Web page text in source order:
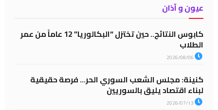
عيون و آذان
كابوس النتائج.. حين تختزل “البكالوريا” 12 عاماً من عمر
الطلاب
كنينة: مجلس الشعب السوري الحر… فرصة حقيقية
لبناء اقتصاد يليق بالسوريين